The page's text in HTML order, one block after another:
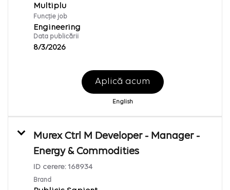
Multiplu
Funcție job
Engineering
Data publicării
8/3/2026
Aplică acum
English
Murex Ctrl M Developer - Manager -
Energy & Commodities
ID cerere: 168934
Brand